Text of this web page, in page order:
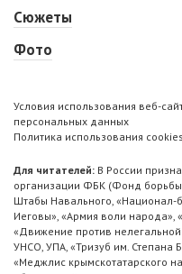
Сюжеты
Фото
Условия использования веб-
персональных данных
Политика использования cookies
Для читателей: В России
организации ФБК (Фонд борьбы
Штабы Навального, «Национал-
Иеговы», «Армия воли народа»,
«Движение против
УНСО, УПА, «Тризуб им. Степана
«Меджлис крымскотатарского